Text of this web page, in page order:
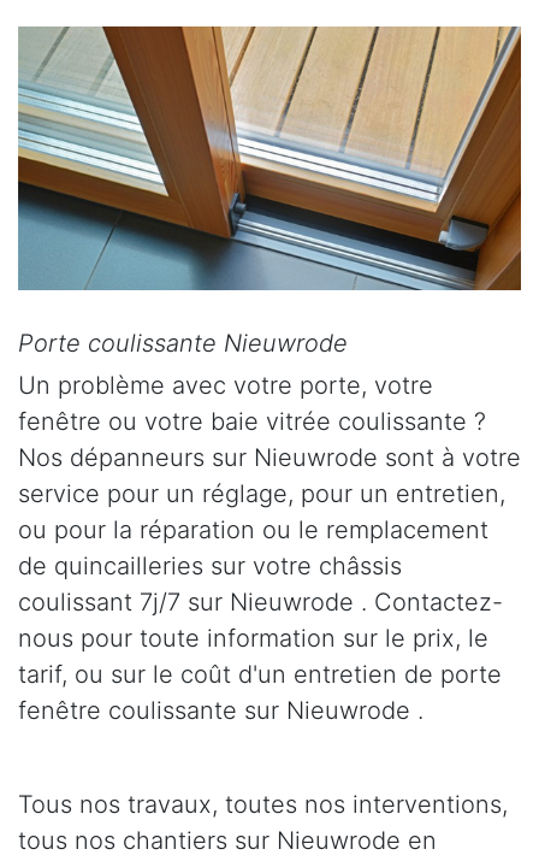
Porte coulissante Nieuwrode
Un problème avec votre porte, votre
fenêtre ou votre baie vitrée coulissante ?
Nos dépanneurs sur Nieuwrode sont à votre
service pour un réglage, pour un entretien,
ou pour la réparation ou le remplacement
de quincailleries sur votre châssis
coulissant 7j/7 sur Nieuwrode . Contactez-
nous pour toute information sur le prix, le
tarif, ou sur le coût d'un entretien de porte
fenêtre coulissante sur Nieuwrode .
Tous nos travaux, toutes nos interventions,
tous nos chantiers sur Nieuwrode en